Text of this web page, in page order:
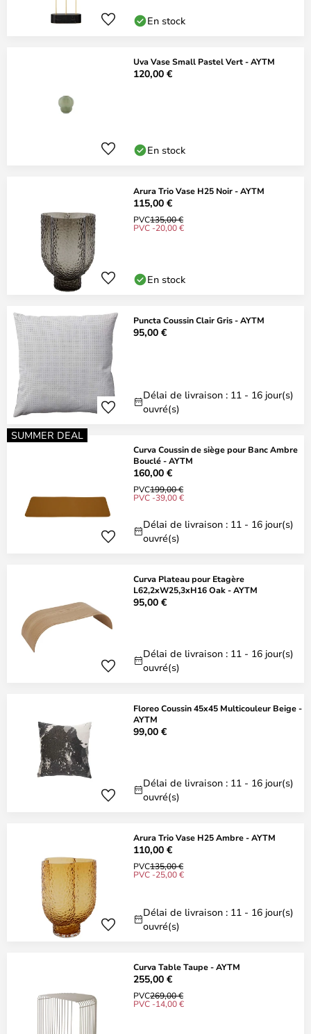
En stock
Uva Vase Small Pastel Vert - AYTM
120,00 €
En stock
Arura Trio Vase H25 Noir - AYTM
115,00 €
PVC135,00 €
PVC -20,00 €
En stock
Puncta Coussin Clair Gris - AYTM
95,00 €
Délai de livraison : 11 - 16 jour(s)
ouvré(s)
SUMMER DEAL
Curva Coussin de siège pour Banc Ambre
Bouclé - AYTM
160,00 €
PVC199,00 €
PVC -39,00 €
Délai de livraison : 11 - 16 jour(s)
ouvré(s)
Curva Plateau pour Etagère
L62,2xW25,3xH16 Oak - AYTM
95,00 €
Délai de livraison : 11 - 16 jour(s)
ouvré(s)
Floreo Coussin 45x45 Multicouleur Beige -
AYTM
99,00 €
Délai de livraison : 11 - 16 jour(s)
ouvré(s)
Arura Trio Vase H25 Ambre - AYTM
110,00 €
PVC135,00 €
PVC -25,00 €
Délai de livraison : 11 - 16 jour(s)
ouvré(s)
Curva Table Taupe - AYTM
255,00 €
PVC269,00 €
PVC -14,00 €